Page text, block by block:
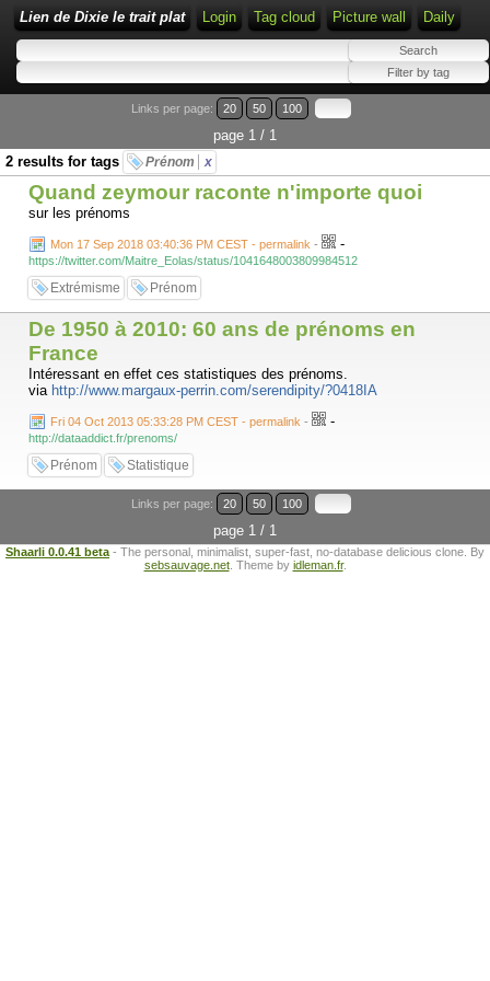
Lien de Dixie le trait plat Login Tag cloud Picture wall Daily
Links per page: 20 50 100
page 1 / 1
2 results for tags
Prénom x
Quand zeymour raconte n'importe quoi
sur les prénoms
Mon 17 Sep 2018 03:40:36 PM CEST - permalink - -
https://twitter.com/Maitre_Eolas/status/1041648003809984512
Extrémisme Prénom
De 1950 à 2010: 60 ans de prénoms en
France
Intéressant en effet ces statistiques des prénoms.
via http://www.margaux-perrin.com/serendipity/?0418IA
Fri 04 Oct 2013 05:33:28 PM CEST - permalink - -
http://dataaddict.fr/prenoms/
Prénom Statistique
Links per page: 20 50 100
page 1 / 1
Shaarli 0.0.41 beta - The personal, minimalist, super-fast, no-database delicious clone. By
sebsauvage.net. Theme by idleman.fr.